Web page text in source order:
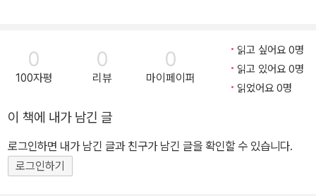
0
100자평
0
리뷰
0
마이페이퍼
읽고 싶어요 0명
읽고 있어요 0명
읽었어요 0명
이 책에 내가 남긴 글
로그인하면 내가 남긴 글과 친구가 남긴 글을 확인할 수 있습니다.
로그인하기